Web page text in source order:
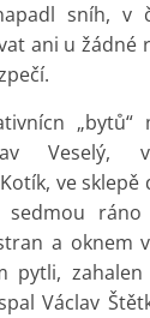
sníh, v
ani u žádné
Veselý,
ve sklepě
sedmou
a oknem
pytli,
Václav